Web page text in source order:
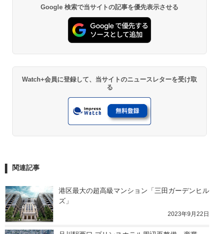
Google 検索で当サイトの記事を優先表示させる
Watch+会員に登録して、当サイトのニュースレターを受け取
る
関連記事
港区最大の超高級マンション「三田ガーデンヒル
ズ」
2023年9月22日